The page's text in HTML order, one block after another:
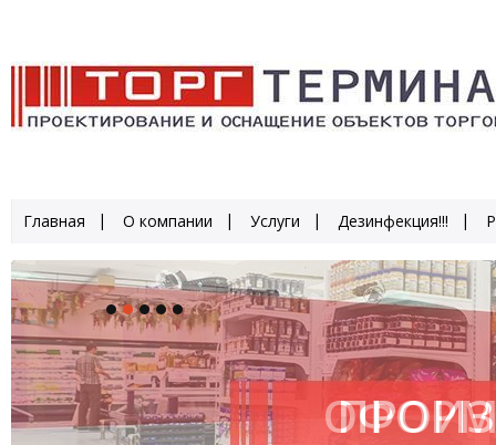
Главная О компании Услуги Дезинфекция!!!